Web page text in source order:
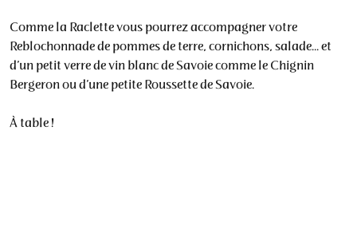
Comme la Raclette vous pourrez accompagner votre
Reblochonnade de pommes de terre, cornichons, salade… et
d’un petit verre de vin blanc de Savoie comme le Chignin
Bergeron ou d’une petite Roussette de Savoie.
À table !